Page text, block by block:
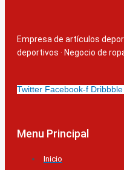
Empresa de artículos
deportivos · Negocio de
Twitter Facebook-f Dribbble
Menu Principal
Inicio